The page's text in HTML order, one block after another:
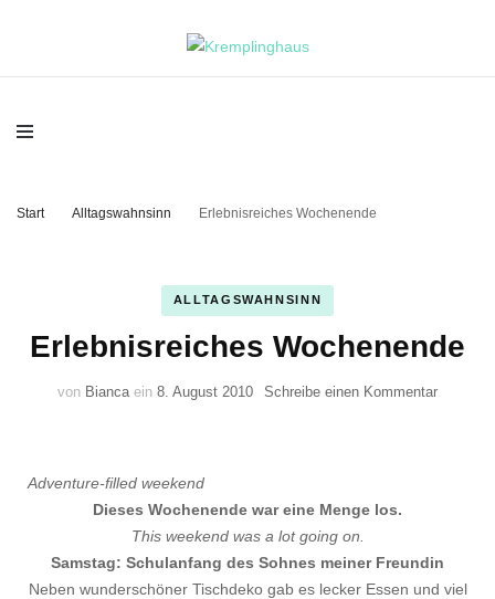
Kremplinghaus
Start Alltagswahnsinn Erlebnisreiches Wochenende
ALLTAGSWAHNSINN
Erlebnisreiches Wochenende
von Bianca ein 8. August 2010 Schreibe einen Kommentarzu
Adventure-filled weekend
Dieses Wochenende war eine Menge los.
This weekend was a lot going on.
Samstag: Schulanfang des Sohnes meiner Freundin
Neben wunderschöner Tischdeko gab es lecker Essen und viel